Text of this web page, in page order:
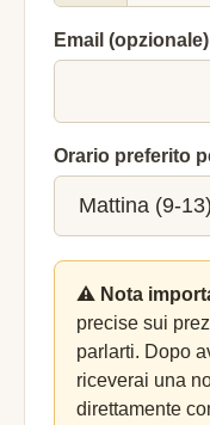
Email (opzionale)
Orario preferito
⚠️ Nota
precise sui
parlarti. Dopo
riceverai una
direttamente